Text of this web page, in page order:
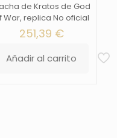
de Kratos de God
War, replica No oficial
251,39 €
Añadir al carrito